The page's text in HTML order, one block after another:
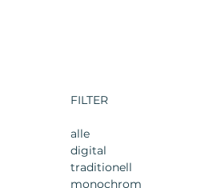
FILTER
alle
digital
traditionell
monochrom